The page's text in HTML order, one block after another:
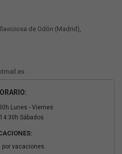
de Odón (Madrid),
Lunes - Viernes
Sábados
por vacaciones.